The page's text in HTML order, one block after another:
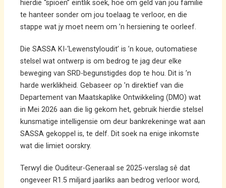
hierdie “spioen” eintlik soek, hoe om geld van jou familie
te hanteer sonder om jou toelaag te verloor, en die
stappe wat jy moet neem om ’n hersiening te oorleef.
Die SASSA KI-‘Lewenstyloudit’ is ’n koue, outomatiese
stelsel wat ontwerp is om bedrog te jag deur elke
beweging van SRD-begunstigdes dop te hou. Dit is ’n
harde werklikheid. Gebaseer op ’n direktief van die
Departement van Maatskaplike Ontwikkeling (DMO) wat
in Mei 2026 aan die lig gekom het, gebruik hierdie stelsel
kunsmatige intelligensie om deur bankrekeninge wat aan
SASSA gekoppel is, te delf. Dit soek na enige inkomste
wat die limiet oorskry.
Terwyl die Ouditeur-Generaal se 2025-verslag sê dat
ongeveer R1.5 miljard jaarliks aan bedrog verloor word,